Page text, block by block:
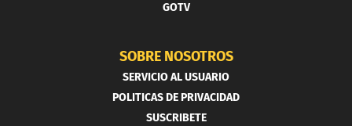
GOTV
SOBRE NOSOTROS
SERVICIO AL USUARIO
POLITICAS DE PRIVACIDAD
SUSCRIBETE